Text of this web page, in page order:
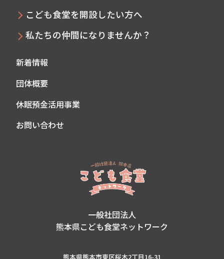
こども食堂を開設したい方へ
私たちの仲間になりませんか？
新着情報
団体概要
休眠預金活用事業
お問い合わせ
一般社団法人
熊本県こども食堂ネットワーク
熊本県熊本市東区桜木2丁目16-31